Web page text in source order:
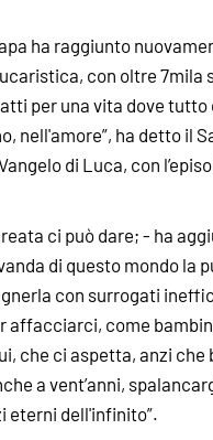
ha raggiunto
con oltre 7mila
per una vita dove tutto
nell'amore”, ha detto il
di Luca, con
ci può dare; - ha
di questo mondo la
con surrogati
affacciarci, come
che ci aspetta, anzi che
a vent’anni,
eterni dell'infinito”.